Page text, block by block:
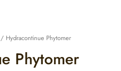
Hydracontinue Phytomer
Phytomer